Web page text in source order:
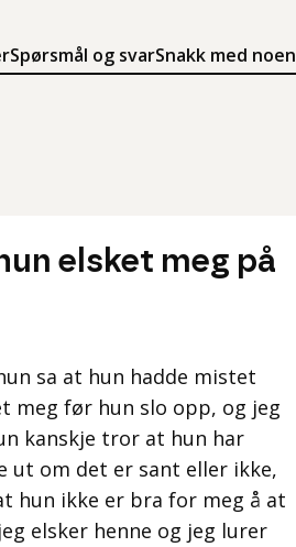
Spørsmål og svarSnakk med noen
elsket meg på
sa at hun hadde mistet
meg før hun slo opp, og jeg
kanskje tror at hun har
ut om det er sant eller ikke,
hun ikke er bra for meg å at
elsker henne og jeg lurer